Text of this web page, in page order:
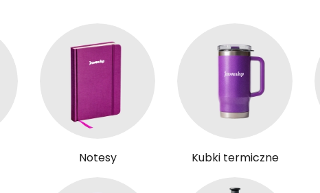
Notesy Kubki termiczne